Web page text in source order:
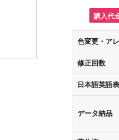
購入代
色変更・ア
修正回数
日本語英語
データ納品